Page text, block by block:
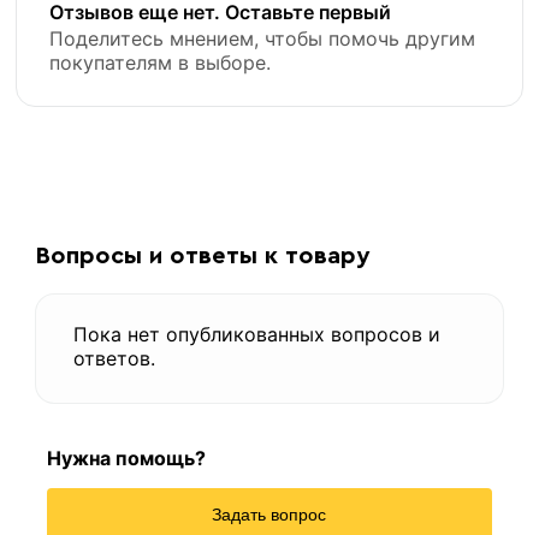
«В корзину»
Отзывов еще нет. Оставьте первый
Поделитесь мнением, чтобы помочь другим
покупателям в выборе.
Вопросы и ответы к товару
Пока нет опубликованных вопросов и
ответов.
Нужна помощь?
Задать вопрос